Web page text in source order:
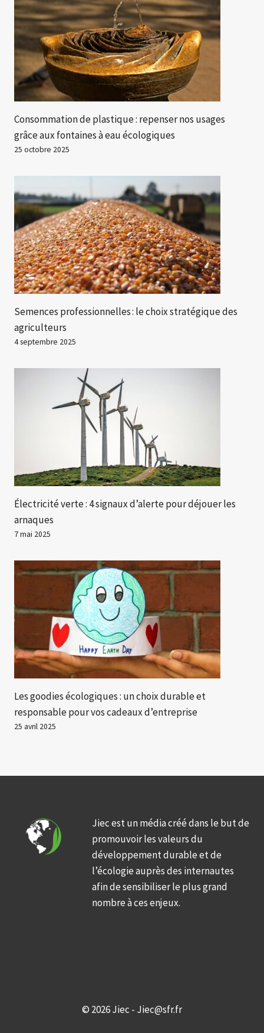
Consommation de plastique : repenser nos usages
grâce aux fontaines à eau écologiques
25 octobre 2025
Semences professionnelles : le choix stratégique des
agriculteurs
4 septembre 2025
Électricité verte : 4 signaux d’alerte pour déjouer les
arnaques
7 mai 2025
Les goodies écologiques : un choix durable et
responsable pour vos cadeaux d’entreprise
25 avril 2025
Jiec est un média créé dans le but de
promouvoir les valeurs du
développement durable et de
l’écologie auprès des internautes
afin de sensibiliser le plus grand
nombre à ces enjeux.
© 2026 Jiec - Jiec@sfr.fr